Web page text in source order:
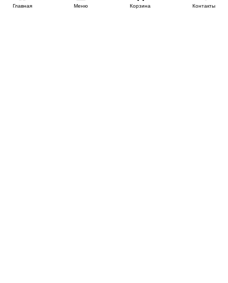
Главная Меню Корзина Контакты